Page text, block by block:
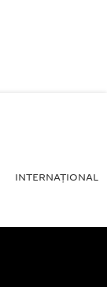
INTERNAŢIONAL